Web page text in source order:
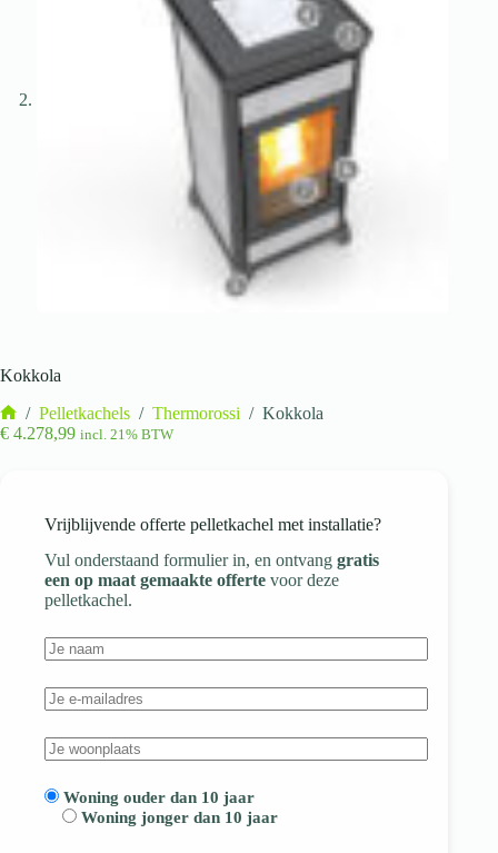
Kokkola
Home
/ Pelletkachels / Thermorossi / Kokkola
€ 4.278,99 incl. 21% BTW
Vrijblijvende offerte pelletkachel met installatie?
Vul onderstaand formulier in, en ontvang gratis
een op maat gemaakte offerte voor deze
pelletkachel.
Woning ouder dan 10 jaar
Woning jonger dan 10 jaar